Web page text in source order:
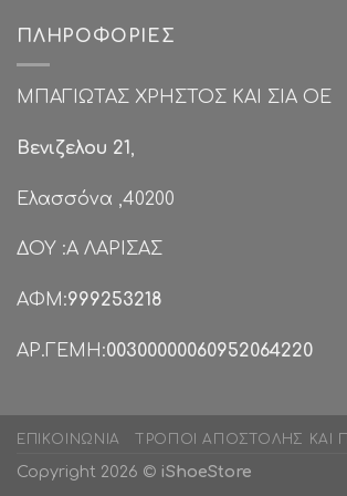
ΠΛΗΡΟΦΟΡΊΕΣ
ΜΠΑΓΙΩΤΑΣ ΧΡΗΣΤΟΣ ΚΑΙ ΣΙΑ ΟΕ
Βενιζελου 21,
Ελασσόνα ,40200
ΔΟΥ :Α ΛΑΡΙΣΑΣ
ΑΦΜ:999253218
ΑΡ.ΓΕΜΗ:00300000060952064220
ΕΠΙΚΟΙΝΩΝΊΑ ΤΡΌΠΟΙ ΑΠΟΣΤΟΛΉΣ ΚΑΙ
Copyright 2026 © iShoeStore